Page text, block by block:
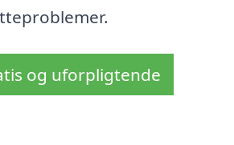
og uforpligtende